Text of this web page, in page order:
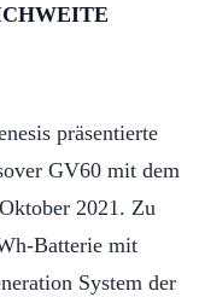
präsentierte
GV60 mit dem
2021. Zu
Batterie mit
System der